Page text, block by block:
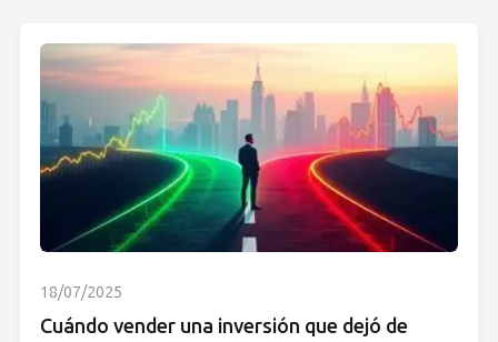
18/07/2025
Cuándo vender una inversión que dejó de